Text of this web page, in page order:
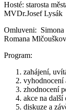
Hosté: starosta
MVDr.Josef Lysák
Omluveni: Simona
Romana
Program:
zahájení,
vyhodnocení
zhodnocení
akce na další
diskuze a